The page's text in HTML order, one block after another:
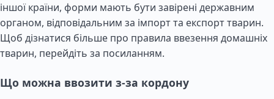
іншої країни, форми мають бути завірені державним
органом, відповідальним за імпорт та експорт тварин.
Щоб дізнатися більше про правила ввезення домашніх
тварин, перейдіть за посиланням.
Що можна ввозити з-за кордону